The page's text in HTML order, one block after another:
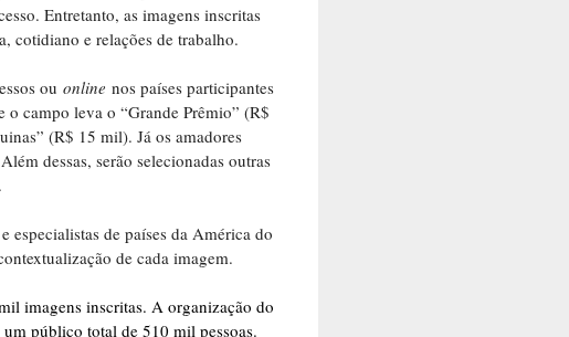
Entretanto, as imagens inscritas
cotidiano e relações de trabalho.
ou online nos países participantes
campo leva o “Grande Prêmio” (R$
(R$ 15 mil). Já os amadores
dessas, serão selecionadas outras
especialistas de países da América do
de cada imagem.
imagens inscritas. A organização do
público total de 510 mil pessoas.